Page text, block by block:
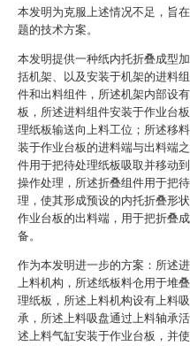
本发明为克服上述情况不足，旨
题的技术方案。
本发明提供一种纸内托折叠成型
括机架、以及安装于机架的进料
件和出料组件，所述机架内部设
板，所述进料组件安装于作业台
理纸板输送向上料工位；所述移
装于作业台板的进料端与出料端
件用于把待处理纸板吸取并移动
操作处理，所述折叠组件用于把
理，使其形成预设的内托折叠形
作业台板的出料端，用于把折叠
备。
作为本发明进一步的方案：所述
上料机构，所述纸板料仓用于堆
理纸板，所述上料机构设有上料
承，所述上料吸盘通过上料轴承
述上料气缸安装于作业台板，并